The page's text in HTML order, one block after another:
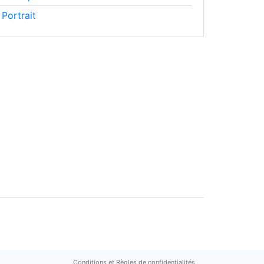
Portrait
Conditions et Règles de confidentialités